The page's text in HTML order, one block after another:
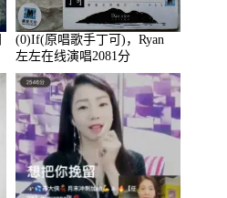
(0)If(原唱歌手丁可)，Ryan
左左在线演唱2081分